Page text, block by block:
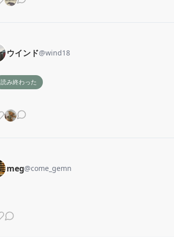
ウインド@wind18
読み終わった
meg@come_gemn